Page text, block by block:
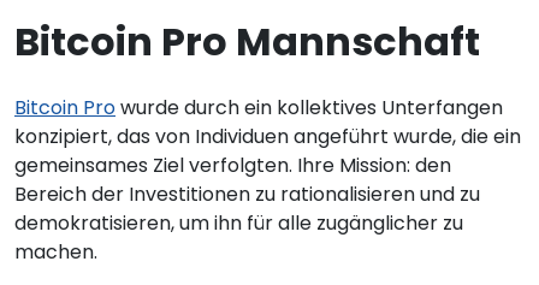
Bitcoin Pro Mannschaft
Bitcoin Prowurde durch ein kollektives Unterfangen
konzipiert, das von Individuen angeführt wurde, die ein
gemeinsames Ziel verfolgten. Ihre Mission: den
Bereich der Investitionen zu rationalisieren und zu
demokratisieren, um ihn für alle zugänglicher zu
machen.